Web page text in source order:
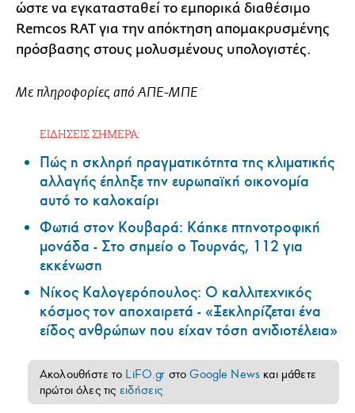
ώστε να εγκατασταθεί το εμπορικά διαθέσιμο
Remcos RAT για την απόκτηση απομακρυσμένης
πρόσβασης στους μολυσμένους υπολογιστές.
Με πληροφορίες από ΑΠΕ-ΜΠΕ
ΕΙΔΗΣΕΙΣ ΣΗΜΕΡΑ:
Πώς η σκληρή πραγματικότητα της κλιματικής
αλλαγής έπληξε την ευρωπαϊκή οικονομία
αυτό το καλοκαίρι
Φωτιά στον Κουβαρά: Κάηκε πτηνοτροφική
μονάδα - Στο σημείο ο Τουρνάς, 112 για
εκκένωση
Νίκος Καλογερόπουλος: Ο καλλιτεχνικός
κόσμος τον αποχαιρετά - «Ξεκληρίζεται ένα
είδος ανθρώπων που είχαν τόση ανιδιοτέλεια»
Ακολουθήστε το LiFO.gr στοGoogle News και μάθετε
πρώτοι όλες τις ειδήσεις